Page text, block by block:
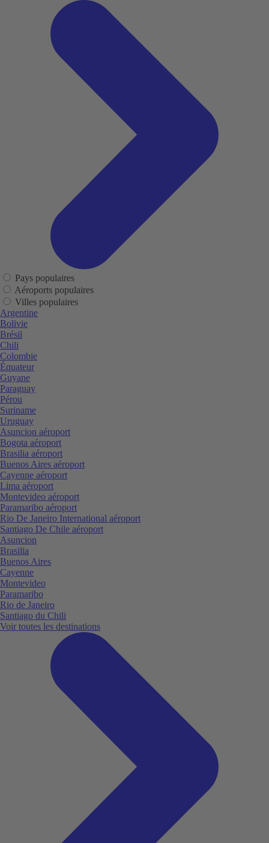
Pays populaires
Aéroports populaires
Villes populaires
Argentine
Bolivie
Brésil
Chili
Colombie
Équateur
Guyane
Paraguay
Pérou
Suriname
Uruguay
Asuncion aéroport
Bogota aéroport
Brasilia aéroport
Buenos Aires aéroport
Cayenne aéroport
Lima aéroport
Montevideo aéroport
Paramaribo aéroport
Rio De Janeiro International aéroport
Santiago De Chile aéroport
Asuncion
Brasilia
Buenos Aires
Cayenne
Montevideo
Paramaribo
Rio de Janeiro
Santiago du Chili
Voir toutes les destinations